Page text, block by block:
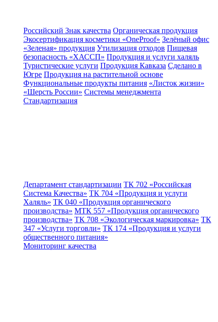
Российский Знак качества Органическая продукция
Экосертификация косметики «OneProof» Зелёный офис
«Зеленая» продукция Утилизация отходов Пищевая
безопасность «ХАССП» Продукция и услуги халяль
Туристические услуги Продукция Кавказа Сделано в
Югре Продукция на растительной основе
Функциональные продукты питания «Листок жизни»
«Шерсть России» Системы менеджмента
Стандартизация
Департамент стандартизации ТК 702 «Российская
Система Качества» ТК 704 «Продукция и услуги
Халяль» ТК 040 «Продукция органического
производства» МТК 557 «Продукция органического
производства» ТК 708 «Экологическая маркировка» ТК
347 «Услуги торговли» ТК 174 «Продукция и услуги
общественного питания»
Мониторинг качества